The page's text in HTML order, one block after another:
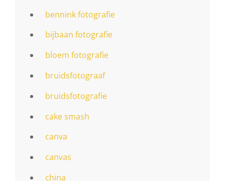
bennink fotografie
bijbaan fotografie
bloem fotografie
bruidsfotograaf
bruidsfotografie
cake smash
canva
canvas
china